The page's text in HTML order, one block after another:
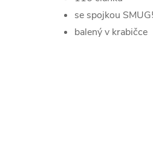
se spojkou
balený v krabičce